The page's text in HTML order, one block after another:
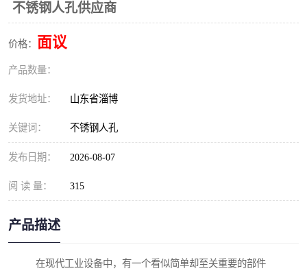
不锈钢人孔供应商
价格： 面议
产品数量：
发货地址： 山东省淄博
关键词： 不锈钢人孔
发布日期： 2026-08-07
阅 读 量： 315
产品描述
在现代工业设备中，有一个看似简单却至关重要的部件